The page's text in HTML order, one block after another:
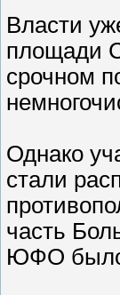
Власти
площади
срочном
Однако
стали
часть
ЮФО было